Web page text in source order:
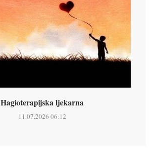
Hagioterapijska ljekarna
11.07.2026 06:12